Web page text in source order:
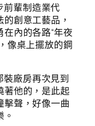
前輩制造業代
創意工藝品，
內的各路“年夜
像桌上擺放的鋼
廠房再次見到
著他的，是此起
聲，好像一曲